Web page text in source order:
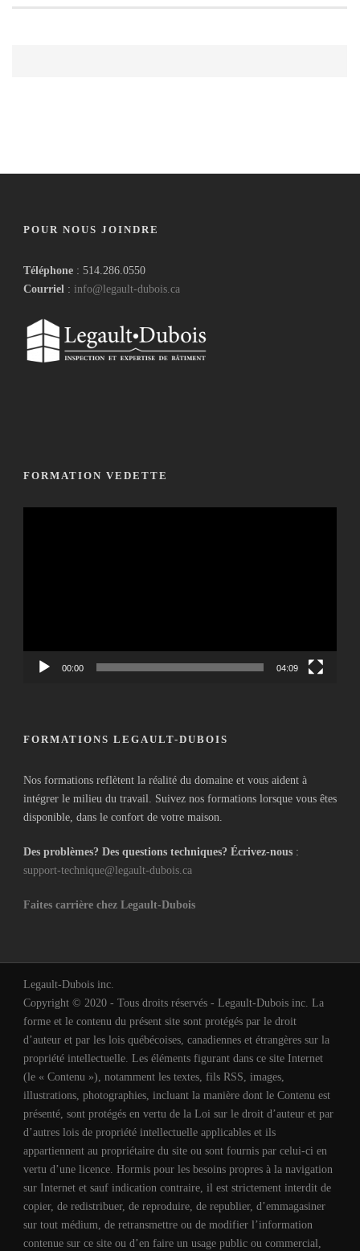
POUR NOUS JOINDRE
Téléphone : 514.286.0550
Courriel : info@legault-dubois.ca
FORMATION VEDETTE
00:00 04:09
FORMATIONS LEGAULT-DUBOIS
Nos formations reflètent la réalité du domaine et vous aident à
intégrer le milieu du travail. Suivez nos formations lorsque vous êtes
disponible, dans le confort de votre maison.
Des problèmes? Des questions techniques? Écrivez-nous :
support-technique@legault-dubois.ca
Faites carrière chez Legault-Dubois
Legault-Dubois inc.
Copyright © 2020 - Tous droits réservés - Legault-Dubois inc. La
forme et le contenu du présent site sont protégés par le droit
d’auteur et par les lois québécoises, canadiennes et étrangères sur la
propriété intellectuelle. Les éléments figurant dans ce site Internet
(le « Contenu »), notamment les textes, fils RSS, images,
illustrations, photographies, incluant la manière dont le Contenu est
présenté, sont protégés en vertu de la Loi sur le droit d’auteur et par
d’autres lois de propriété intellectuelle applicables et ils
appartiennent au propriétaire du site ou sont fournis par celui-ci en
vertu d’une licence. Hormis pour les besoins propres à la navigation
sur Internet et sauf indication contraire, il est strictement interdit de
copier, de redistribuer, de reproduire, de republier, d’emmagasiner
sur tout médium, de retransmettre ou de modifier l’information
contenue sur ce site ou d’en faire un usage public ou commercial,